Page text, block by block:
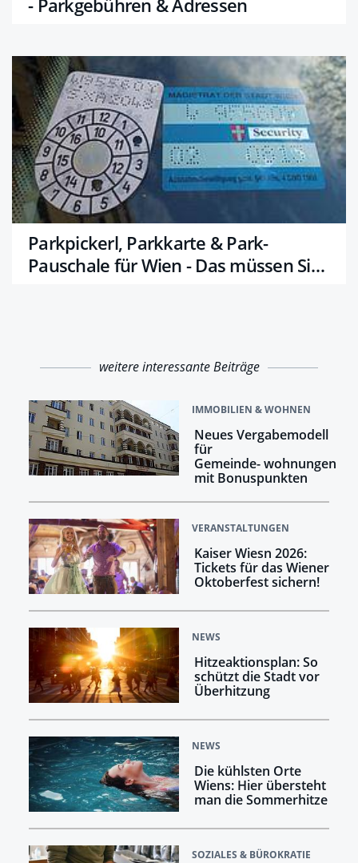
- Parkgebühren & Adressen
Parkpickerl, Parkkarte & Park-
Pauschale für Wien - Das müssen Sie
weitere interessante Beiträge
IMMOBILIEN & WOHNEN
Neues Vergabemodell
für
Gemeinde- wohnungen
mit Bonuspunkten
VERANSTALTUNGEN
Kaiser Wiesn 2026:
Tickets für das Wiener
Oktoberfest sichern!
NEWS
Hitzeaktionsplan: So
schützt die Stadt vor
Überhitzung
NEWS
Die kühlsten Orte
Wiens: Hier übersteht
man die Sommerhitze
SOZIALES & BÜROKRATIE